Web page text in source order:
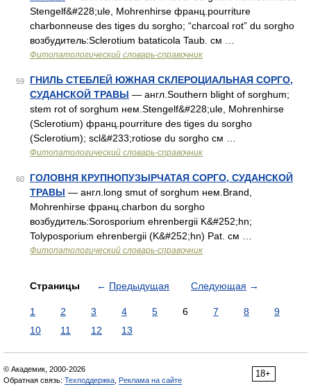
Stengelf&#228;ule, Mohrenhirse франц.pourriture
charbonneuse des tiges du sorgho; “charcoal rot” du sorgho
возбудитель:Sclerotium bataticola Taub. см …
Фитопатологический словарь-справочник
59
ГНИЛЬ СТЕБЛЕЙ ЮЖНАЯ СКЛЕРОЦИАЛЬНАЯ СОРГО,
СУДАНСКОЙ ТРАВЫ — англ.Southern blight of sorghum;
stem rot of sorghum нем.Stengelf&#228;ule, Mohrenhirse
(Sclerotium) франц.pourriture des tiges du sorgho
(Sclerotium); scl&#233;rotiose du sorgho см …
Фитопатологический словарь-справочник
60
ГОЛОВНЯ КРУПНОПУЗЫРЧАТАЯ СОРГО, СУДАНСКОЙ
ТРАВЫ — англ.long smut of sorghum нем.Brand,
Mohrenhirse франц.charbon du sorgho
возбудитель:Sorosporium ehrenbergii K&#252;hn;
Tolyposporium ehrenbergii (K&#252;hn) Pat. см …
Фитопатологический словарь-справочник
Страницы ← Предыдущая Следующая →
1 2 3 4 5 6 7 8
9
10
11 12 13
18+
© Академик, 2000-2026
Обратная связь: Техподдержка Реклама на сайте